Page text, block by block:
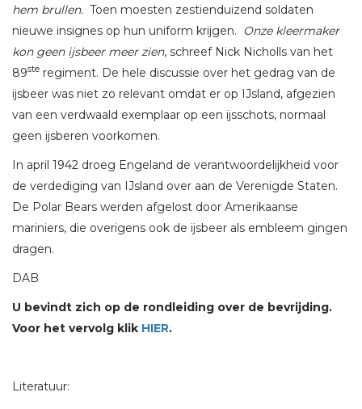
hem brullen. Toen moesten zestienduizend soldaten
nieuwe insignes op hun uniform krijgen. Onze kleermaker
kon geen ijsbeer meer zien, schreef Nick Nicholls van het
89ste regiment. De hele discussie over het gedrag van de
ijsbeer was niet zo relevant omdat er op IJsland, afgezien
van een verdwaald exemplaar op een ijsschots, normaal
geen ijsberen voorkomen.
In april 1942 droeg Engeland de verantwoordelijkheid voor
de verdediging van IJsland over aan de Verenigde Staten.
De Polar Bears werden afgelost door Amerikaanse
mariniers, die overigens ook de ijsbeer als embleem gingen
dragen.
DAB
U bevindt zich op de rondleiding over de bevrijding.
Voor het vervolg klik HIER.
Literatuur: